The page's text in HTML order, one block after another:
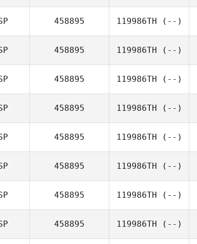
458895 119986TH (--)
458895 119986TH (--)
458895 119986TH (--)
458895 119986TH (--)
458895 119986TH (--)
458895 119986TH (--)
458895 119986TH (--)
458895 119986TH (--)